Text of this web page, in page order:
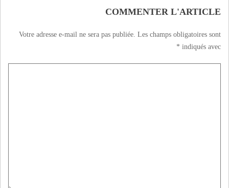
COMMENTER L'ARTICLE
Votre adresse e-mail ne sera pas publiée. Les champs obligatoires sont
indiqués avec
*